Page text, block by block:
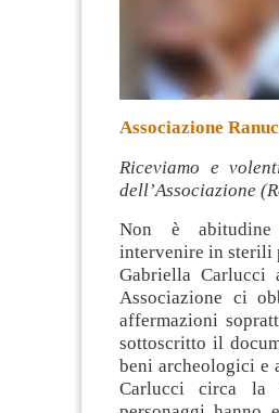
Associazione
Riceviamo e
dell’Associazione
Non è
intervenire in sterili
Gabriella Carlucci
Associazione ci
affermazioni
sottoscritto il
beni archeologici e
Carlucci circa la